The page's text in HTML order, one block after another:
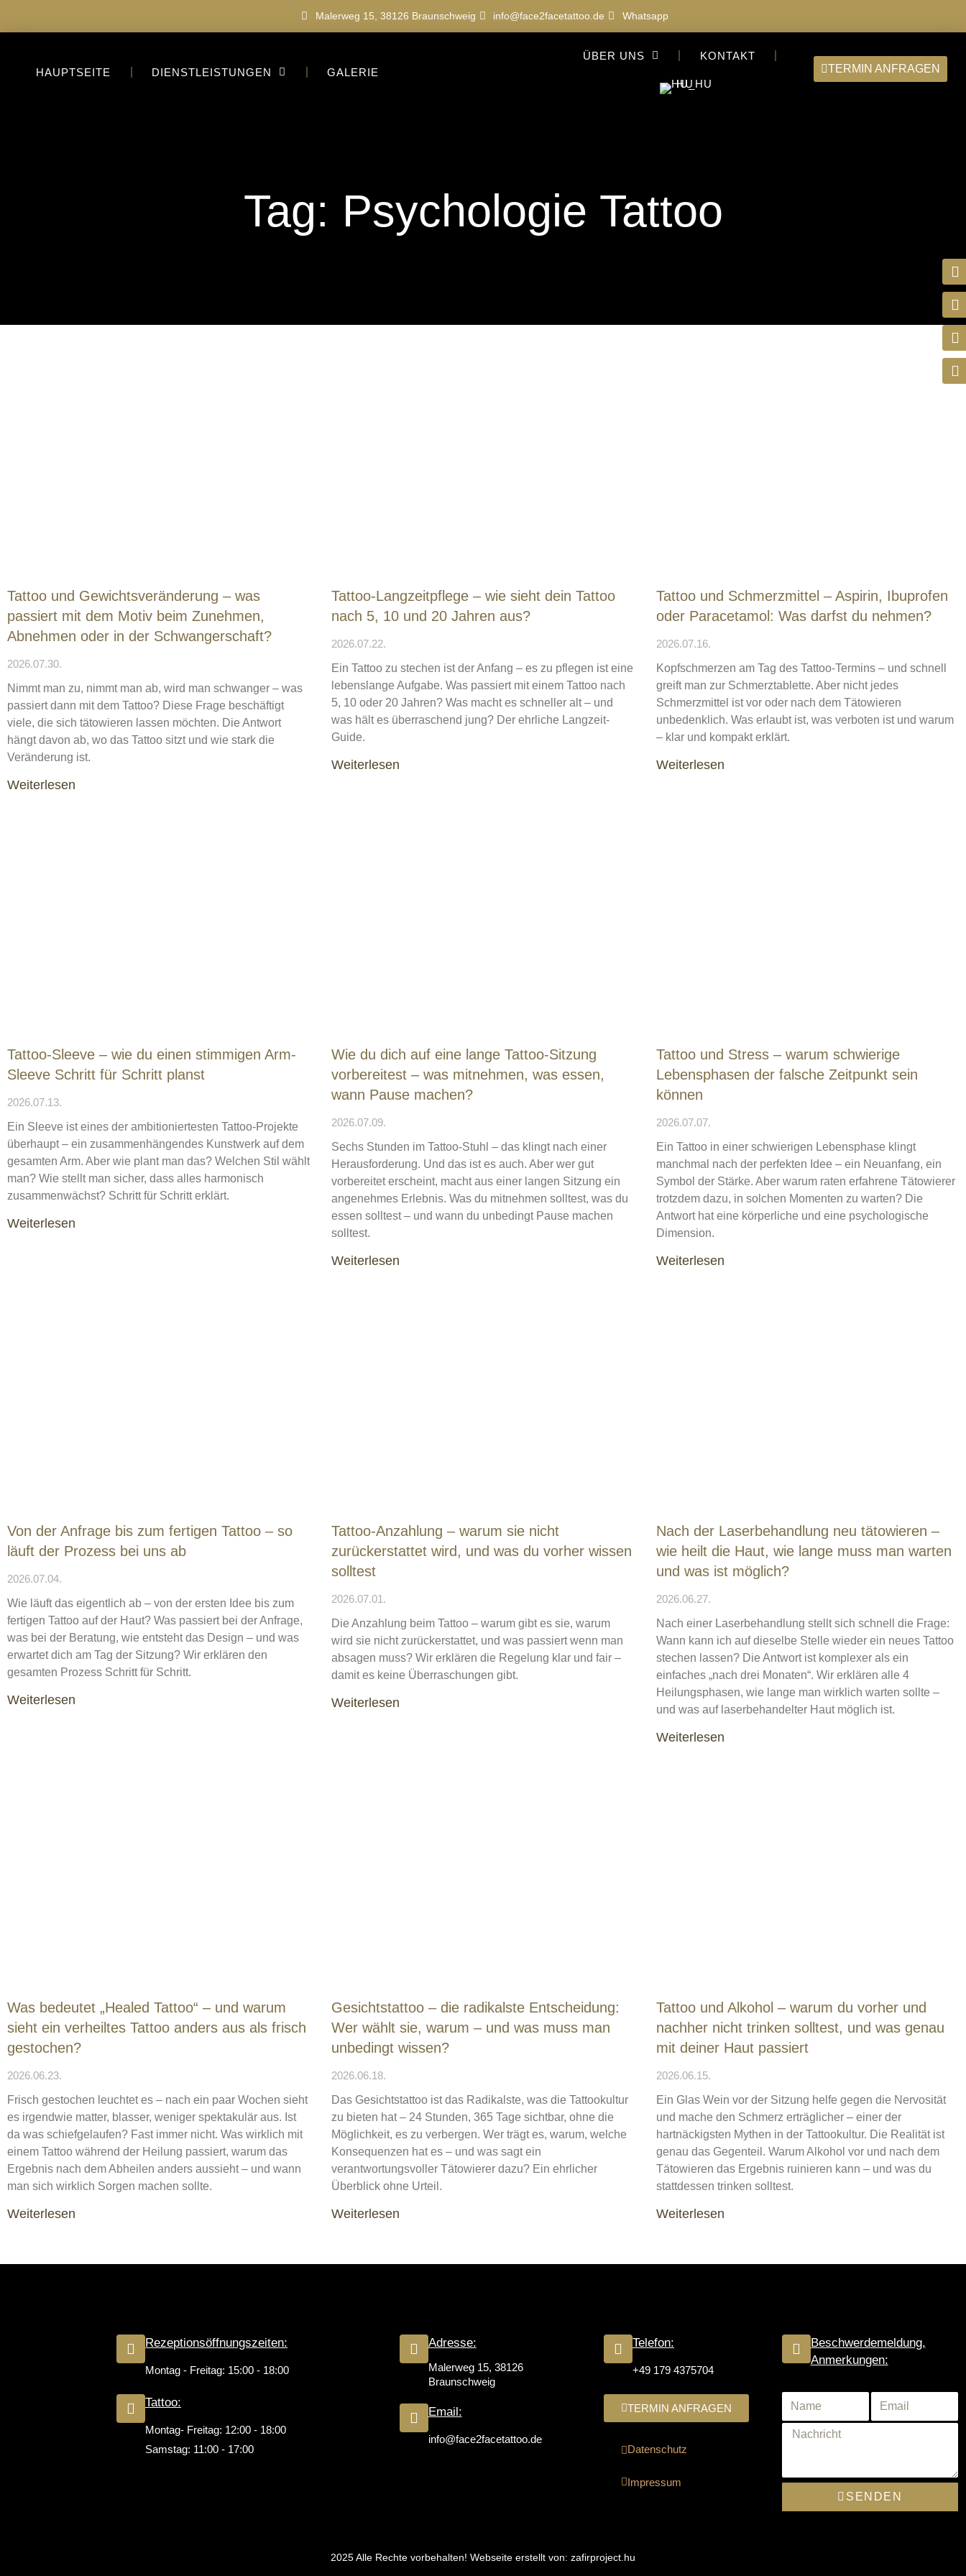
Malerweg 15, 38126 Braunschweig info@face2facetattoo.de Whatsapp
HAUPTSEITE DIENSTLEISTUNGEN GALERIE
ÜBER UNS KONTAKT
HU
TERMIN ANFRAGEN
Tag: Psychologie Tattoo
Tattoo und Gewichtsveränderung – was
passiert mit dem Motiv beim Zunehmen,
Abnehmen oder in der Schwangerschaft?
2026.07.30.
Nimmt man zu, nimmt man ab, wird man schwanger – was
passiert dann mit dem Tattoo? Diese Frage beschäftigt
viele, die sich tätowieren lassen möchten. Die Antwort
hängt davon ab, wo das Tattoo sitzt und wie stark die
Veränderung ist.
Weiterlesen
Tattoo-Langzeitpflege – wie sieht dein Tattoo
nach 5, 10 und 20 Jahren aus?
2026.07.22.
Ein Tattoo zu stechen ist der Anfang – es zu pflegen ist eine
lebenslange Aufgabe. Was passiert mit einem Tattoo nach
5, 10 oder 20 Jahren? Was macht es schneller alt – und
was hält es überraschend jung? Der ehrliche Langzeit-
Guide.
Weiterlesen
Tattoo und Schmerzmittel – Aspirin, Ibuprofen
oder Paracetamol: Was darfst du nehmen?
2026.07.16.
Kopfschmerzen am Tag des Tattoo-Termins – und schnell
greift man zur Schmerztablette. Aber nicht jedes
Schmerzmittel ist vor oder nach dem Tätowieren
unbedenklich. Was erlaubt ist, was verboten ist und warum
– klar und kompakt erklärt.
Weiterlesen
Tattoo-Sleeve – wie du einen stimmigen Arm-
Sleeve Schritt für Schritt planst
2026.07.13.
Ein Sleeve ist eines der ambitioniertesten Tattoo-Projekte
überhaupt – ein zusammenhängendes Kunstwerk auf dem
gesamten Arm. Aber wie plant man das? Welchen Stil wählt
man? Wie stellt man sicher, dass alles harmonisch
zusammenwächst? Schritt für Schritt erklärt.
Weiterlesen
Wie du dich auf eine lange Tattoo-Sitzung
vorbereitest – was mitnehmen, was essen,
wann Pause machen?
2026.07.09.
Sechs Stunden im Tattoo-Stuhl – das klingt nach einer
Herausforderung. Und das ist es auch. Aber wer gut
vorbereitet erscheint, macht aus einer langen Sitzung ein
angenehmes Erlebnis. Was du mitnehmen solltest, was du
essen solltest – und wann du unbedingt Pause machen
solltest.
Weiterlesen
Tattoo und Stress – warum schwierige
Lebensphasen der falsche Zeitpunkt sein
können
2026.07.07.
Ein Tattoo in einer schwierigen Lebensphase klingt
manchmal nach der perfekten Idee – ein Neuanfang, ein
Symbol der Stärke. Aber warum raten erfahrene Tätowierer
trotzdem dazu, in solchen Momenten zu warten? Die
Antwort hat eine körperliche und eine psychologische
Dimension.
Weiterlesen
Von der Anfrage bis zum fertigen Tattoo – so
läuft der Prozess bei uns ab
2026.07.04.
Wie läuft das eigentlich ab – von der ersten Idee bis zum
fertigen Tattoo auf der Haut? Was passiert bei der Anfrage,
was bei der Beratung, wie entsteht das Design – und was
erwartet dich am Tag der Sitzung? Wir erklären den
gesamten Prozess Schritt für Schritt.
Weiterlesen
Tattoo-Anzahlung – warum sie nicht
zurückerstattet wird, und was du vorher wissen
solltest
2026.07.01.
Die Anzahlung beim Tattoo – warum gibt es sie, warum
wird sie nicht zurückerstattet, und was passiert wenn man
absagen muss? Wir erklären die Regelung klar und fair –
damit es keine Überraschungen gibt.
Weiterlesen
Nach der Laserbehandlung neu tätowieren –
wie heilt die Haut, wie lange muss man warten
und was ist möglich?
2026.06.27.
Nach einer Laserbehandlung stellt sich schnell die Frage:
Wann kann ich auf dieselbe Stelle wieder ein neues Tattoo
stechen lassen? Die Antwort ist komplexer als ein
einfaches „nach drei Monaten“. Wir erklären alle 4
Heilungsphasen, wie lange man wirklich warten sollte –
und was auf laserbehandelter Haut möglich ist.
Weiterlesen
Was bedeutet „Healed Tattoo“ – und warum
sieht ein verheiltes Tattoo anders aus als frisch
gestochen?
2026.06.23.
Frisch gestochen leuchtet es – nach ein paar Wochen sieht
es irgendwie matter, blasser, weniger spektakulär aus. Ist
da was schiefgelaufen? Fast immer nicht. Was wirklich mit
einem Tattoo während der Heilung passiert, warum das
Ergebnis nach dem Abheilen anders aussieht – und wann
man sich wirklich Sorgen machen sollte.
Weiterlesen
Gesichtstattoo – die radikalste Entscheidung:
Wer wählt sie, warum – und was muss man
unbedingt wissen?
2026.06.18.
Das Gesichtstattoo ist das Radikalste, was die Tattookultur
zu bieten hat – 24 Stunden, 365 Tage sichtbar, ohne die
Möglichkeit, es zu verbergen. Wer trägt es, warum, welche
Konsequenzen hat es – und was sagt ein
verantwortungsvoller Tätowierer dazu? Ein ehrlicher
Überblick ohne Urteil.
Weiterlesen
Tattoo und Alkohol – warum du vorher und
nachher nicht trinken solltest, und was genau
mit deiner Haut passiert
2026.06.15.
Ein Glas Wein vor der Sitzung helfe gegen die Nervosität
und mache den Schmerz erträglicher – einer der
hartnäckigsten Mythen in der Tattookultur. Die Realität ist
genau das Gegenteil. Warum Alkohol vor und nach dem
Tätowieren das Ergebnis ruinieren kann – und was du
stattdessen trinken solltest.
Weiterlesen
Rezeptionsöffnungszeiten:
Montag - Freitag: 15:00 - 18:00
Tattoo:
Montag- Freitag: 12:00 - 18:00
Samstag: 11:00 - 17:00
Adresse:
Malerweg 15, 38126
Braunschweig
Email:
info@face2facetattoo.de
Telefon:
+49 179 4375704
TERMIN ANFRAGEN
Datenschutz
Impressum
Beschwerdemeldung,
Anmerkungen:
SENDEN
2025 Alle Rechte vorbehalten! Webseite erstellt von: zafirproject.hu